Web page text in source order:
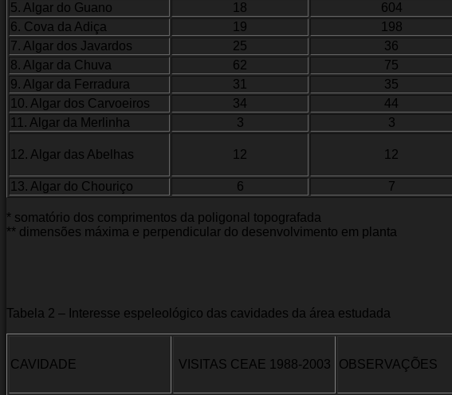
5. Algar do Guano
18 604
6. Cova da Adiça
19 198
7. Algar dos Javardos
25 36
8. Algar da Chuva
62 75
9. Algar da Ferradura
31 35
10. Algar dos Carvoeiros
34 44
11. Algar da Merlinha
3 3
12. Algar das Abelhas 12 12
13. Algar do Chouriço 6 7
* somatório dos comprimentos da poligonal topografada
** dimensões máxima e perpendicular do desenvolvimento em planta
Tabela 2 – Interesse espeleológico das cavidades da área estudada
CAVIDADE VISITAS CEAE 1988-2003 OBSERVAÇÕES